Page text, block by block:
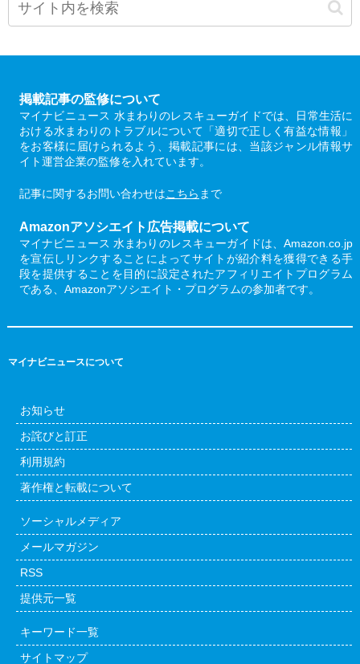
掲載記事の監修について
マイナビニュース 水まわりのレスキューガイドでは、日常生活に
おける水まわりのトラブルについて「適切で正しく有益な情報」
をお客様に届けられるよう、掲載記事には、当該ジャンル情報サ
イト運営企業の監修を入れています。
記事に関するお問い合わせはこちら まで
Amazonアソシエイト広告掲載について
マイナビニュース 水まわりのレスキューガイドは、Amazon.co.jp
を宣伝しリンクすることによってサイトが紹介料を獲得できる手
段を提供することを目的に設定されたアフィリエイトプログラム
である、Amazonアソシエイト・プログラムの参加者です。
マイナビニュースについて
お知らせ
お詫びと訂正
利用規約
著作権と転載について
ソーシャルメディア
メールマガジン
RSS
提供元一覧
キーワード一覧
サイトマップ